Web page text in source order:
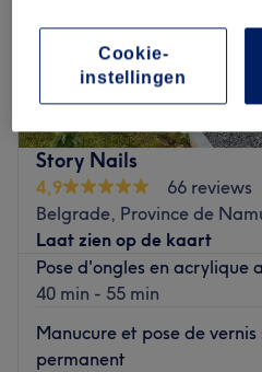
waar professionaliteit,
verzorging centraal staan,
in een warme en ontspannen
Dichtstbijzijnde openbaar
nabij de halte Flawinne Centre.
Het team: De salon wordt
gepassioneerde nagelstyliste
ervaring. Met oog voor detail,
persoonlijke aanpak zorgt zij
salon tevreden verlaat.
Story Nails
4,9
66 reviews
Belgrade, Province de
Laat zien op de kaart
Pose d'ongles en acrylique
40 min - 55 min
Manucure et pose de vernis
permanent
Cookie-
instellingen